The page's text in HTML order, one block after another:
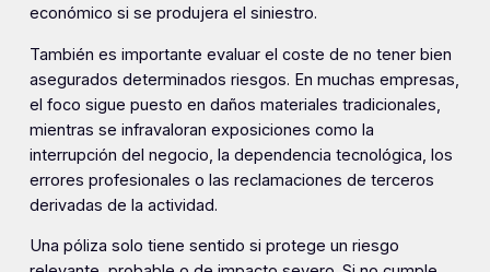
económico si se produjera el siniestro.
También es importante evaluar el coste de no tener bien
asegurados determinados riesgos. En muchas empresas,
el foco sigue puesto en daños materiales tradicionales,
mientras se infravaloran exposiciones como la
interrupción del negocio, la dependencia tecnológica, los
errores profesionales o las reclamaciones de terceros
derivadas de la actividad.
Una póliza solo tiene sentido si protege un riesgo